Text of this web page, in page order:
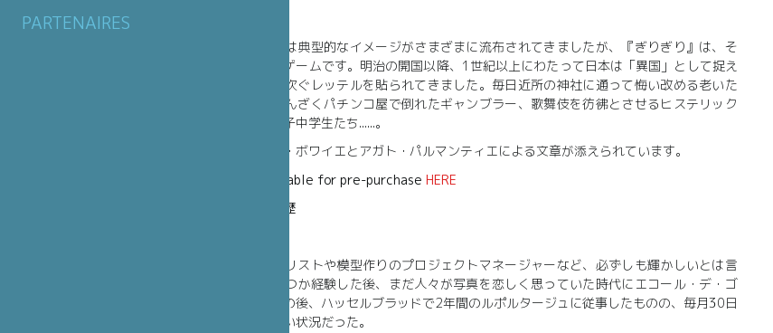
PARTENAIRES
日本社会については典型的なイメージがさまざまに流布されてきましたが、『ぎりぎり』は、そ
のイメージの表現ゲームです。明治の開国以降、1世紀以上にわたって日本は「異国」として捉え
られ、レッテルに次ぐレッテルを貼られてきました。毎日近所の神社に通って悔い改める老いた
ヤクザや、耳をつんざくパチンコ屋で倒れたギャンブラー、歌舞伎を彷彿とさせるヒステリック
なポーズをとる女子中学生たち......。
写真には、ニコラ・ボワイエとアガト・パルマンティエによる文章が添えられています。
The book is available for pre-purchase HERE
著者自身による略歴
大企業の財務アナリストや模型作りのプロジェクトマネージャーなど、必ずしも輝かしいとは言
えない仕事をいくつか経験した後、まだ人々が写真を恋しく思っていた時代にエコール・デ・ゴ
ブランに入学。その後、ハッセルブラッドで2年間のルポルタージュに従事したものの、毎月30日
間は経済的に厳しい状況だった。